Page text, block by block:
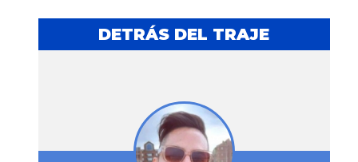
DETRÁS DEL TRAJE